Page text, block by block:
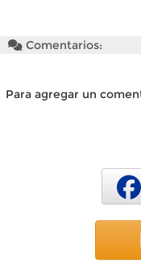
Comentarios:
Para agregar un